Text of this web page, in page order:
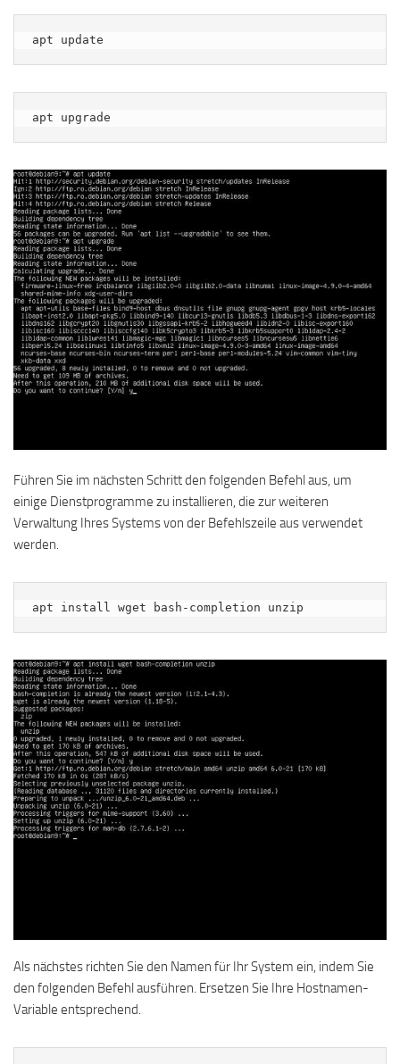
apt update
apt upgrade
Führen Sie im nächsten Schritt den folgenden Befehl aus, um
einige Dienstprogramme zu installieren, die zur weiteren
Verwaltung Ihres Systems von der Befehlszeile aus verwendet
werden.
apt install wget bash-completion unzip
Als nächstes richten Sie den Namen für Ihr System ein, indem Sie
den folgenden Befehl ausführen. Ersetzen Sie Ihre Hostnamen-
Variable entsprechend.